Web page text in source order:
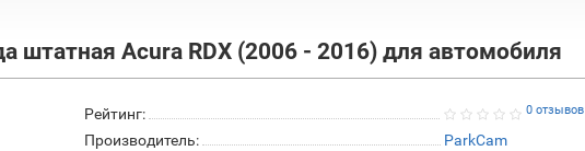
штатная Acura RDX (2006 - 2016) для автомобиля
Рейтинг: 0 отзывов
Производитель:
ParkCam